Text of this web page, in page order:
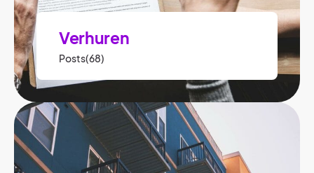
Verhuren
Posts(68)